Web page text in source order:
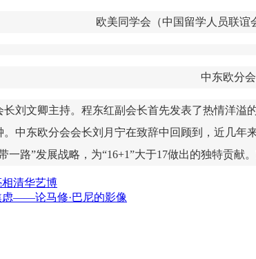
欧美同学会（中国留学人员联
中东欧分
刘文卿主持。程东红副会长首先发表了热情洋
中东欧分会会长刘月宁在致辞中回顾到，近几
一路”发展战略，为“16+1”大于17做出的独特贡
清华艺博
虑——论马修·巴尼的影像